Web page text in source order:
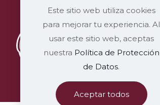
Este sitio web utiliza cookies
para mejorar tu experiencia. Al
usar este sitio web, aceptas
nuestra Política de Protección
de Datos.
Aceptar todos